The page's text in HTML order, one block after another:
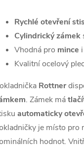
Rychlé otevření
Cylindrický zámek
Vhodná pro mince i
Kvalitní ocelový
Rottner
. Zámek má
automaticky
je místo pro
hodnot.